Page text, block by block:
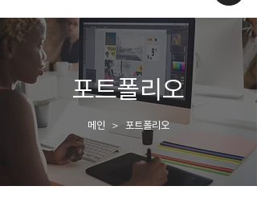
포트폴리오
​메인 ＞ 포트폴리오